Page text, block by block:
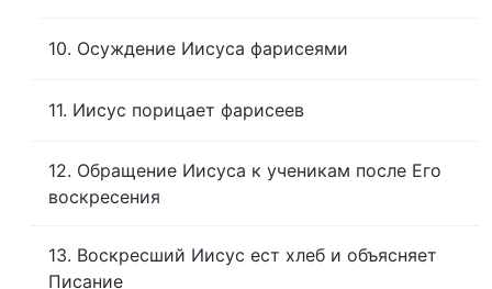
10. Осуждение Иисуса фарисеями
11. Иисус порицает фарисеев
12. Обращение Иисуса к ученикам после Его
воскресения
13. Воскресший Иисус ест хлеб и объясняет
Писание